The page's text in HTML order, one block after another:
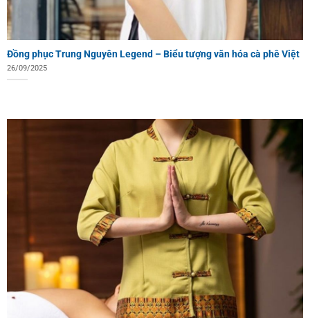
Đồng phục Trung Nguyên Legend – Biểu tượng văn hóa cà phê Việt
26/09/2025